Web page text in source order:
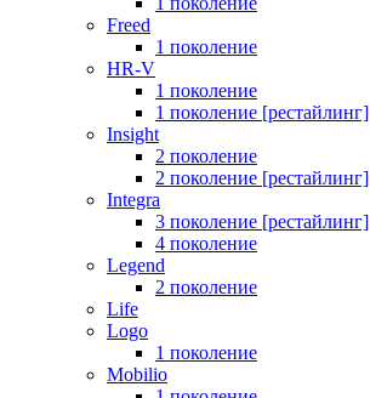
Freed
1 поколение
HR-V
1 поколение
1 поколение [рестайлинг]
Insight
2 поколение
2 поколение [рестайлинг]
Integra
3 поколение [рестайлинг]
4 поколение
Legend
2 поколение
Life
Logo
1 поколение
Mobilio